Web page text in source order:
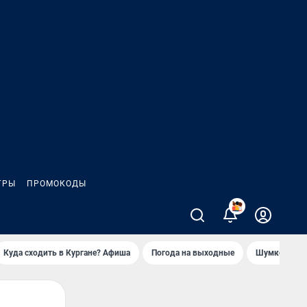
ПРОМОКОДЫ
Куда сходить в Кургане? Афиша Погода на выходные Шумков в